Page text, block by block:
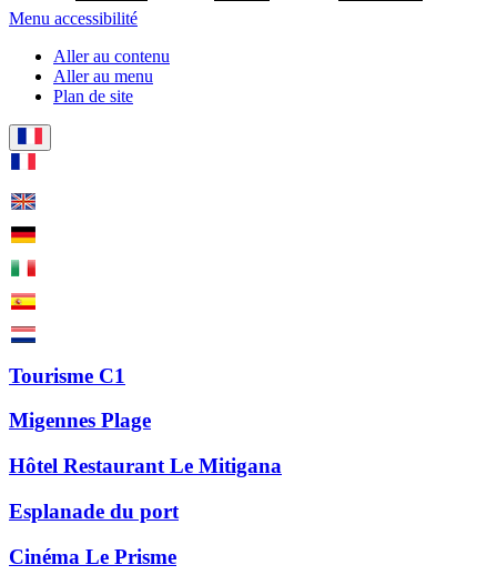
Menu accessibilité
Aller au contenu
Aller au menu
Plan de site
Tourisme C1
Migennes Plage
Hôtel Restaurant Le Mitigana
Esplanade du port
Cinéma Le Prisme